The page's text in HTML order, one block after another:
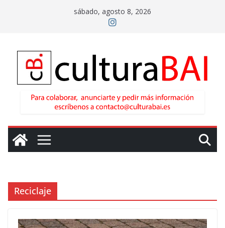
sábado, agosto 8, 2026
Reciclaje